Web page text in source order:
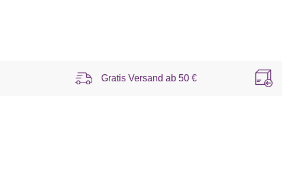
Gratis Versand ab 50 €